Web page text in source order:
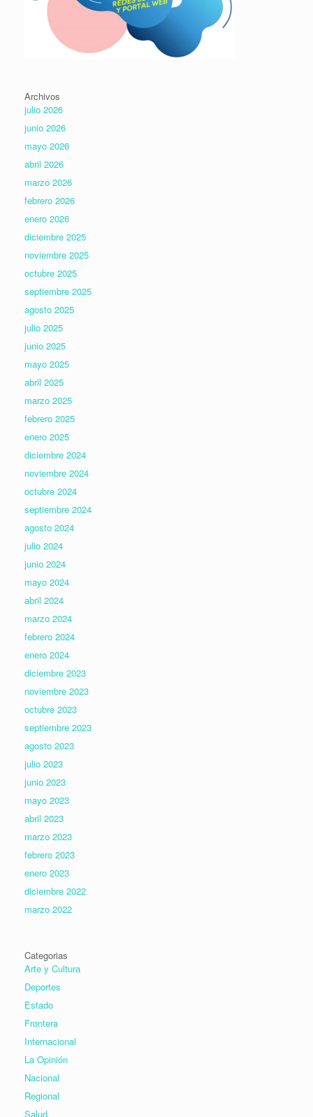
Archivos
julio 2026
junio 2026
mayo 2026
abril 2026
marzo 2026
febrero 2026
enero 2026
diciembre 2025
noviembre 2025
octubre 2025
septiembre 2025
agosto 2025
julio 2025
junio 2025
mayo 2025
abril 2025
marzo 2025
febrero 2025
enero 2025
diciembre 2024
noviembre 2024
octubre 2024
septiembre 2024
agosto 2024
julio 2024
junio 2024
mayo 2024
abril 2024
marzo 2024
febrero 2024
enero 2024
diciembre 2023
noviembre 2023
octubre 2023
septiembre 2023
agosto 2023
julio 2023
junio 2023
mayo 2023
abril 2023
marzo 2023
febrero 2023
enero 2023
diciembre 2022
marzo 2022
Categorias
Arte y Cultura
Deportes
Estado
Frontera
Internacional
La Opinión
Nacional
Regional
Salud